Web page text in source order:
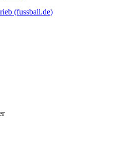
(fussball.de)